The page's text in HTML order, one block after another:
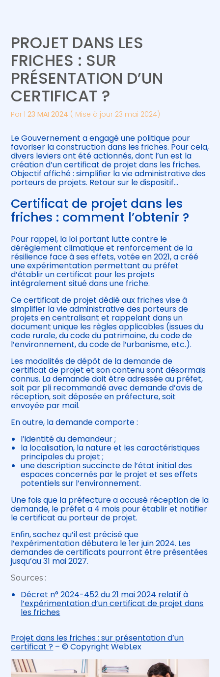
Gérer votre quotidien
Piloter votre entreprise
Développer votre entreprise
Être prêt pour la facturation
électronique
Suivre votre comptabilité
Gérer vos ressources humaines
PROJET DANS LES
FRICHES : SUR
PRÉSENTATION D’UN
CERTIFICAT ?
Par |23 MAI 2024 ( Mise à jour 23 mai 2024)
Le Gouvernement a engagé une politique pour
favoriser la construction dans les friches. Pour cela,
divers leviers ont été actionnés, dont l’un est la
création d’un certificat de projet dans les friches.
Objectif affiché : simplifier la vie administrative des
porteurs de projets. Retour sur le dispositif…
Certificat de projet dans les
friches : comment l’obtenir ?
Pour rappel, la loi portant lutte contre le
dérèglement climatique et renforcement de la
résilience face à ses effets, votée en 2021, a créé
une expérimentation permettant au préfet
d’établir un certificat pour les projets
intégralement situé dans une friche.
Ce certificat de projet dédié aux friches vise à
simplifier la vie administrative des porteurs de
projets en centralisant et rappelant dans un
document unique les règles applicables (issues du
code rurale, du code du patrimoine, du code de
l’environnement, du code de l’urbanisme, etc.).
Les modalités de dépôt de la demande de
certificat de projet et son contenu sont désormais
connus. La demande doit être adressée au préfet,
soit par pli recommandé avec demande d’avis de
réception, soit déposée en préfecture, soit
envoyée par mail.
En outre, la demande comporte :
l’identité du demandeur ;
la localisation, la nature et les caractéristiques
principales du projet ;
une description succincte de l’état initial des
espaces concernés par le projet et ses effets
potentiels sur l’environnement.
Une fois que la préfecture a accusé réception de la
demande, le préfet a 4 mois pour établir et notifier
le certificat au porteur de projet.
Enfin, sachez qu’il est précisé que
l’expérimentation débutera le 1er juin 2024. Les
demandes de certificats pourront être présentées
jusqu’au 31 mai 2027.
Sources :
Décret n° 2024-452 du 21 mai 2024 relatif à
l’expérimentation d’un certificat de projet dans
les friches
Projet dans les friches : sur présentation d’un
certificat ? – © Copyright WebLex